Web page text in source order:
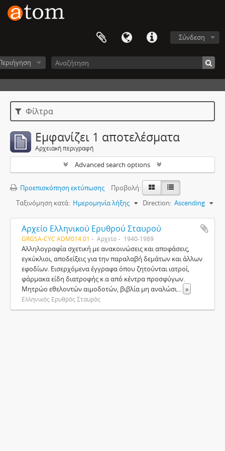
Σύνδεση
Φίλτρα
Εμφανίζει 1 αποτελέσματα
Αρχειακή περιγραφή
Advanced search options
Προεπισκόπηση εκτύπωσης
Προβολή:
Ταξινόμηση κατά: Ημερομηνία λήξης Direction: Ascending
Αρχείο Ελληνικού Ερυθρού Σταυρού
GRGSA-CYC ADM014.01 Αρχείο 1940-1989
Αλληλογραφία σχετική με ανακοινώσεις και αποφάσεις,
εγκύκλιοι, αποδείξεις για την παραλαβή δεμάτων και άλλων
εφοδίων. Εισερχόμενα έγγραφα όπου ζητούνται ιατροί,
φάρμακα είδη διατροφής κ.α από κέντρα προσφύγων.
Μητρώο εθελοντών αιμοδοτών, βιβλία μη αναλώσι... »
Ελληνικός Ερυθρός Σταυρός